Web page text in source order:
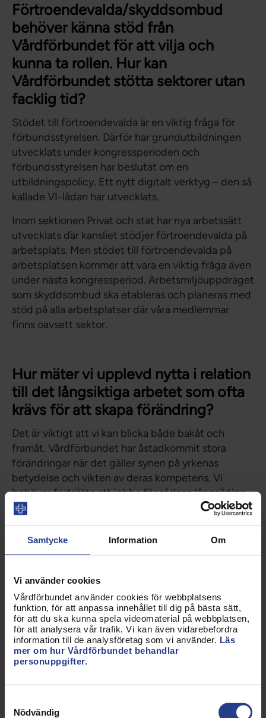
Samtycke Information Om
Vi använder cookies
Vårdförbundet använder cookies för webbplatsens
funktion, för att anpassa innehållet till dig på bästa sätt,
för att du ska kunna spela videomaterial på webbplatsen,
för att analysera vår trafik. Vi kan även vidarebefordra
information till de analysföretag som vi använder. Läs
mer om hur Vårdförbundet behandlar
personuppgifter.
Nödvändig
Förtroendevalda/skyddsombud
behöver känna stöd från
Vårdförbundet för att vilja och
kunna ta rollen. Hur kan
Vårdförbundet stötta sektorer utan
facklig tid?
Stödet till förtroendevalda är en viktig fråga för
förbundsstyrelsen. Därför har grundutbildningen
utvecklats under kongressperioden och
förbundsstyrelsen har beslutat om en
utbildningspolicy. Ett nytt digitalt verktyg – den så
kallade VI-lådan har utvecklats.
Inom sektionen Privat och stat har nya arbetssätt
utvecklats där kansliet stödjer förtroendevalda på
arbetsplats. Men stödet till förtroendevalda på
arbetsplatsen kommer att vara en viktig fråga även
under nästa kongressperiod. Arbetsmiljöuppdraget
som skyddsombud ska etableras och planeras med
stöd på alla arbetsplatser där våra medlemmar
finns oavsett sektor.
Hur mäter vi upplevd nytta i relation
till det långsiktiga arbetet som ofta
krävs för att skapa förändring?
Det är viktigt att vi kan blicka både bakåt och
framåt. Vårdförbundet har åstadkommit stora
förändringar när det gäller synen på yrkenas
betydelse och vikten av deras kompetens. Vi
behöver fortsätta att jobba för sådana långsiktiga
förändringar. Samtidigt är det viktigt att varje
medlemskapet i sin yrkesutövning. Båda dessa
perspektiv genomsyrar de kongressbeslut som
Hur säkerställer vi att
Vårdförbundets politik och viktiga
frågor drivs lokalt ute i landet om de
lokala Vårdförbundsavdelningarna
Vårdförbundet kommer alltid ha en lokal